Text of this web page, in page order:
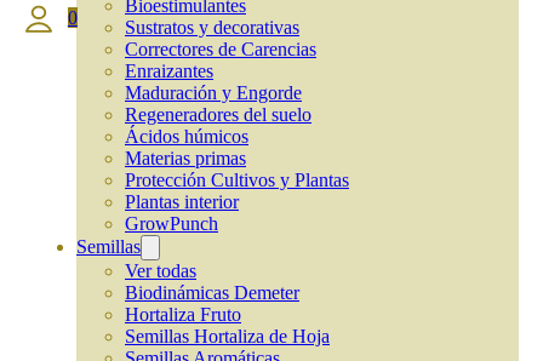
Bioestimulantes
Sustratos y decorativas
Correctores de Carencias
Enraizantes
Maduración y Engorde
Regeneradores del suelo
Ácidos húmicos
Materias primas
Protección Cultivos y Plantas
Plantas interior
GrowPunch
Semillas
Ver todas
Biodinámicas Demeter
Hortaliza Fruto
Semillas Hortaliza de Hoja
0